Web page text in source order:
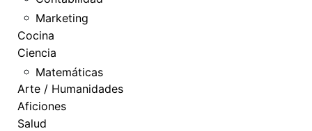
Marketing
Cocina
Ciencia
Matemáticas
Arte / Humanidades
Aficiones
Salud